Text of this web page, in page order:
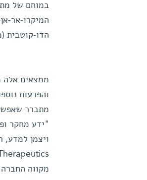
במוחם של
הדו-קוטבית
והפרעות
"ידע מחקר
מקווה החברה